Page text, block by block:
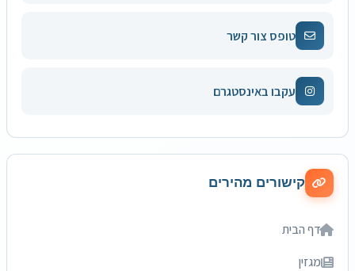
טופס צור קשר
עקבו באינסטגרם
קישורים מהירים
דף הבית
מגזין